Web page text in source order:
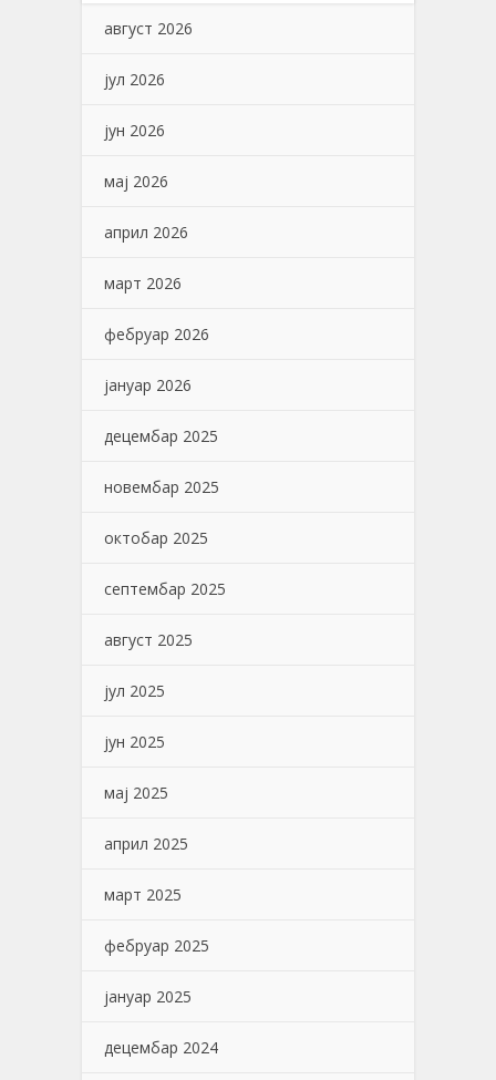
август 2026
јул 2026
јун 2026
мај 2026
април 2026
март 2026
фебруар 2026
јануар 2026
децембар 2025
новембар 2025
октобар 2025
септембар 2025
август 2025
јул 2025
јун 2025
мај 2025
април 2025
март 2025
фебруар 2025
јануар 2025
децембар 2024